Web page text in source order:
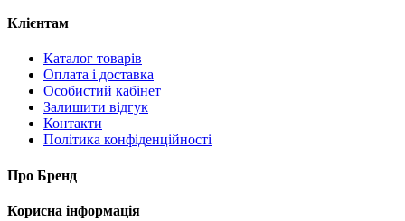
Клієнтам
Каталог товарів
Оплата і доставка
Особистий кабінет
Залишити відгук
Контакти
Політика конфіденційності
Про Бренд
Корисна інформація